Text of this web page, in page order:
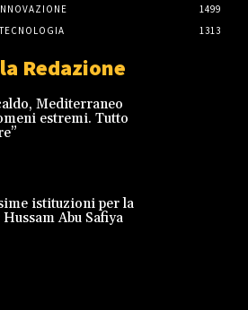
1499
1313
Redazione
Mediterraneo
estremi. Tutto
istituzioni per la
Abu Safiya